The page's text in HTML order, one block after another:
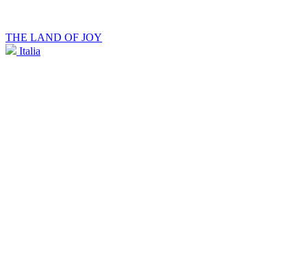
THE LAND OF JOY
Italia